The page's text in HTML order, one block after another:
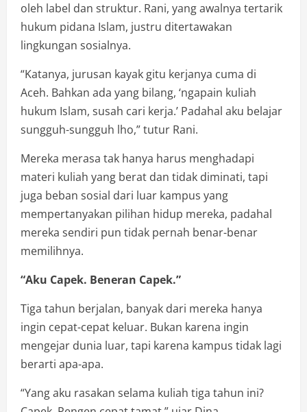
oleh label dan struktur. Rani, yang awalnya tertarik
hukum pidana Islam, justru ditertawakan
lingkungan sosialnya.
“Katanya, jurusan kayak gitu kerjanya cuma di
Aceh. Bahkan ada yang bilang, ‘ngapain kuliah
hukum Islam, susah cari kerja.’ Padahal aku belajar
sungguh-sungguh lho,” tutur Rani.
Mereka merasa tak hanya harus menghadapi
materi kuliah yang berat dan tidak diminati, tapi
juga beban sosial dari luar kampus yang
mempertanyakan pilihan hidup mereka, padahal
mereka sendiri pun tidak pernah benar-benar
memilihnya.
“Aku Capek. Beneran Capek.”
Tiga tahun berjalan, banyak dari mereka hanya
ingin cepat-cepat keluar. Bukan karena ingin
mengejar dunia luar, tapi karena kampus tidak lagi
berarti apa-apa.
“Yang aku rasakan selama kuliah tiga tahun ini?